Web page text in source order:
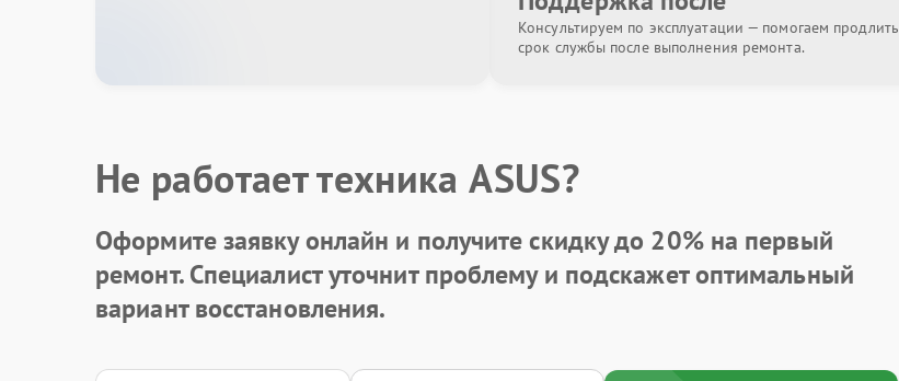
Консультируем по эксплуатации — помогаем продлить
срок службы после выполнения ремонта.
Не работает техника ASUS?
Оформите заявку онлайн и получитескидку до 20%на первый
ремонт. Специалист уточнит проблему и подскажет оптимальный
вариант восстановления.